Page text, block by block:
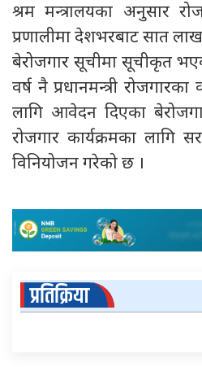
श्रम मन्त्रालयका अनुसार
प्रणालीमा देशभरबाट सात
बेरोजगार सूचीमा सूचीकृत
वर्ष नै प्रधानमन्त्री
लागि आवेदन दिएका
रोजगार कार्यक्रमका लागि
विनियोजन गरेको छ ।
प्रतिक्रिया